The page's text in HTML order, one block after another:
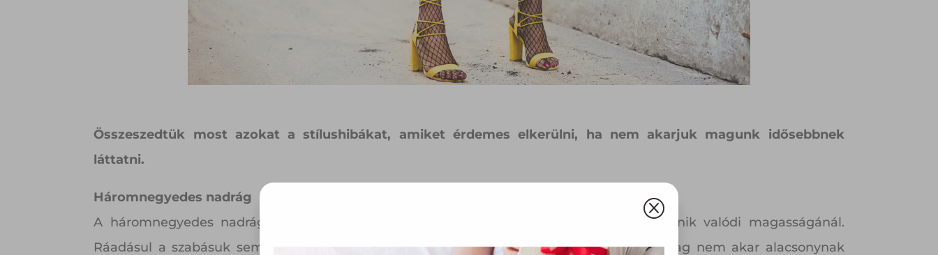
Összeszedtük most azokat a stílushibákat, amiket érdemes elkerülni, ha nem akarjuk magunk idősebbnek
láttatni.
Háromnegyedes nadrág
A háromnegyedes nadrágokkal az a probléma, hogy viselőjük jóval alacsonyabbnak tűnik valódi magasságánál.
Ráadásul a szabásuk sem mindig előnyös, így öreges hatást keltenek. Ha valaki optikailag nem akar alacsonynak
Q